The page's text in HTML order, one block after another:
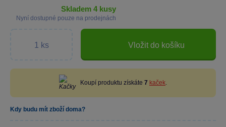
skladem 4 kusy
Nyní dostupné pouze na prodejnách
Vložit do košíku
Koupí produktu získáte 7 kaček.
Kdy budu mít zboží doma?